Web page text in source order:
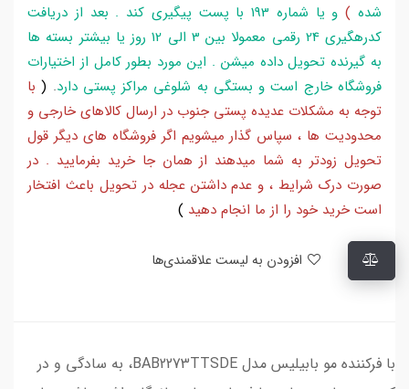
شده )
و یا شماره 193 با پست پیگیری کند . بعد از دریافت
کدرهگیری 24 رقمی معمولا بین 3 الی 12 روز یا بیشتر بسته ها
به گیرنده تحویل داده میشن . این مورد بطور کامل از اختیارات
فروشگاه خارج است و بستگی به شلوغی مراکز پستی دارد.
(با
توجه به مشکلات عدیده پستی جنوب در ارسال کالاهای خارجی و
محدودیت ها ، سپاس گذار میشویم اگر فروشگاه های دیگر قول
تحویل زودتر به شما میدهند از همان جا خرید بفرمایید . در
صورت درک شرایط ، و عدم داشتن عجله در تحویل باعث افتخار
است خرید خود را از ما انجام دهید )
با فرکننده مو بابیلیس مدل BAB2273TTSDE، به سادگی و در